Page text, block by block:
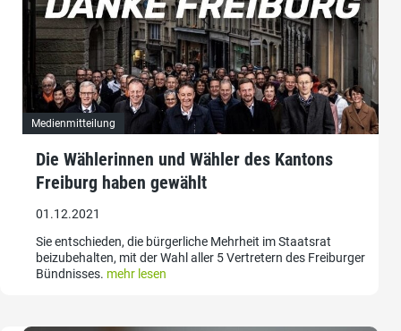
Medienmitteilung
Die Wählerinnen und Wähler des Kantons
Freiburg haben gewählt
01.12.2021
Sie entschieden, die bürgerliche Mehrheit im Staatsrat
beizubehalten, mit der Wahl aller 5 Vertretern des Freiburger
Bündnisses. mehr lesen